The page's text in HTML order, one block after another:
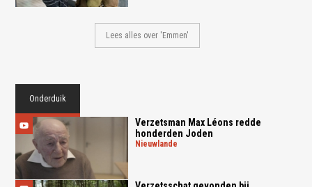
Lees alles over 'Emmen'
Onderduik
Verzetsman Max Léons redde
honderden Joden
nieuwlande